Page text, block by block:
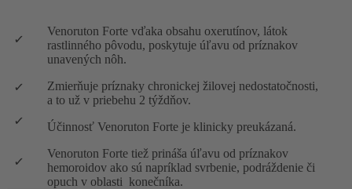
Venoruton Forte vďaka obsahu oxerutínov, látok
rastlinného pôvodu, poskytuje úľavu od príznakov
unavených nôh.
Zmierňuje príznaky chronickej žilovej nedostatočnosti,
a to už v priebehu 2 týždňov.
Účinnosť Venoruton Forte je klinicky preukázaná.
Venoruton Forte tiež prináša úľavu od príznakov
hemoroidov ako sú napríklad svrbenie, podráždenie či
opuch v oblasti konečníka.